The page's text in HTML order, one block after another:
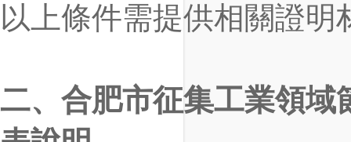
以上條件需提供相關證
二、合肥市征集工業領域